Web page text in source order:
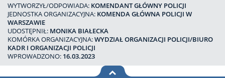
WYTWORZYŁ/ODPOWIADA: KOMENDANT GŁÓWNY POLICJI
JEDNOSTKA ORGANIZACYJNA: KOMENDA GŁÓWNA POLICJI W
WARSZAWIE
UDOSTĘPNIŁ: MONIKA BIAŁECKA
KOMÓRKA ORGANIZACYJNA:WYDZIAŁ ORGANIZACJI POLICJI/BIURO
KADR I ORGANIZACJI POLICJI
WPROWADZONO: 16.03.2023